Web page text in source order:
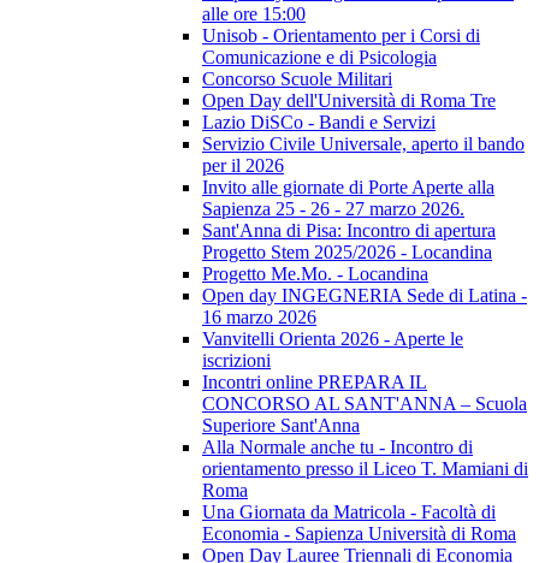
alle ore 15:00
Unisob - Orientamento per i Corsi di
Comunicazione e di Psicologia
Concorso Scuole Militari
Open Day dell'Università di Roma Tre
Lazio DiSCo - Bandi e Servizi
Servizio Civile Universale, aperto il bando
per il 2026
Invito alle giornate di Porte Aperte alla
Sapienza 25 - 26 - 27 marzo 2026.
Sant'Anna di Pisa: Incontro di apertura
Progetto Stem 2025/2026 - Locandina
Progetto Me.Mo. - Locandina
Open day INGEGNERIA Sede di Latina -
16 marzo 2026
Vanvitelli Orienta 2026 - Aperte le
iscrizioni
Incontri online PREPARA IL
CONCORSO AL SANT'ANNA – Scuola
Superiore Sant'Anna
Alla Normale anche tu - Incontro di
orientamento presso il Liceo T. Mamiani di
Roma
Una Giornata da Matricola - Facoltà di
Economia - Sapienza Università di Roma
Open Day Lauree Triennali di Economia